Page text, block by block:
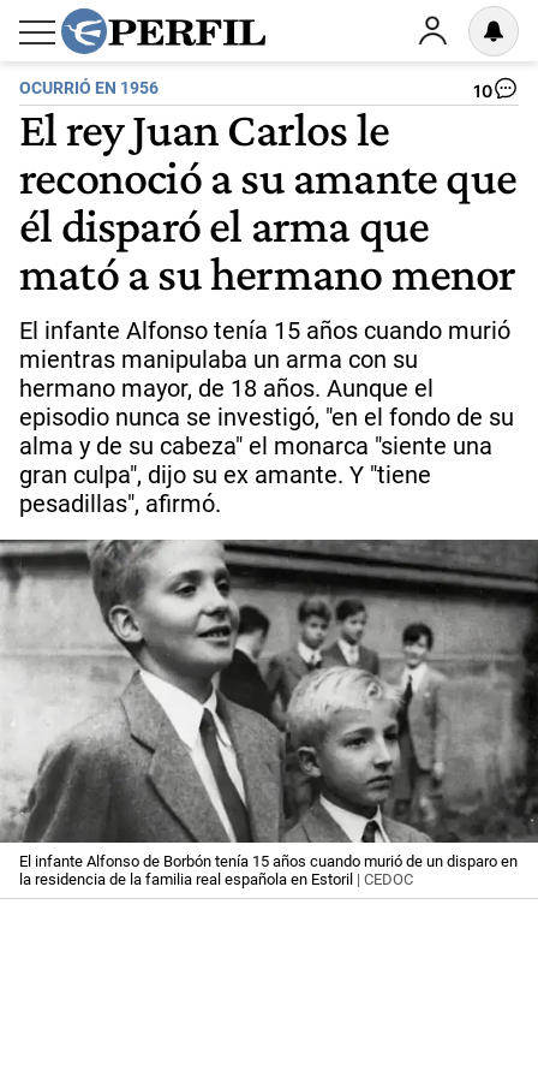
OCURRIÓ EN 1956 10
El rey Juan Carlos le
reconoció a su amante que
él disparó el arma que
mató a su hermano menor
El infante Alfonso tenía 15 años cuando murió
mientras manipulaba un arma con su
hermano mayor, de 18 años. Aunque el
episodio nunca se investigó, "en el fondo de su
alma y de su cabeza" el monarca "siente una
gran culpa", dijo su ex amante. Y "tiene
pesadillas", afirmó.
El infante Alfonso de Borbón tenía 15 años cuando murió de un disparo en
la residencia de la familia real española en Estoril | CEDOC